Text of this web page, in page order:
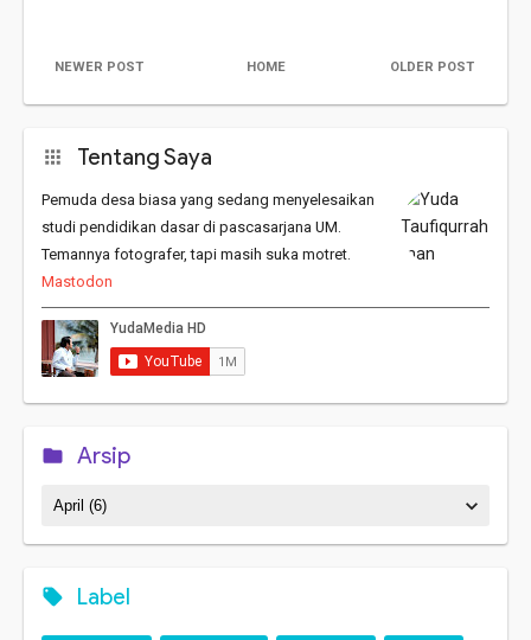
NEWER POST OLDER POST
HOME
Tentang Saya
Pemuda desa biasa yang sedang menyelesaikan
studi pendidikan dasar di pascasarjana UM.
Temannya fotografer, tapi masih suka motret.
Mastodon
Arsip
Label